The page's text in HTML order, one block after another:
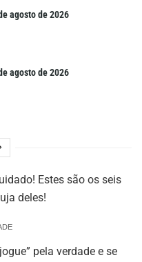
agosto de 2026
agosto de 2026
Estes são os seis
deles!
pela verdade e se